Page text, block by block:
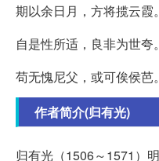
期以余日月，方将揽云霞。
自是性所适，良非为世夸。
苟无愧尼父，或可俟侯芭。
作者简介(归有光)
归有光（1506～1571）